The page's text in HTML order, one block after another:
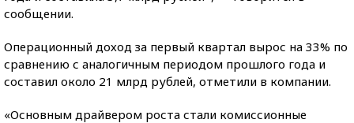
сообщении.
Операционный доход за первый квартал вырос на 33% по
сравнению с аналогичным периодом прошлого года и
составил около 21 млрд рублей, отметили в компании.
«Основным драйвером роста стали комиссионные